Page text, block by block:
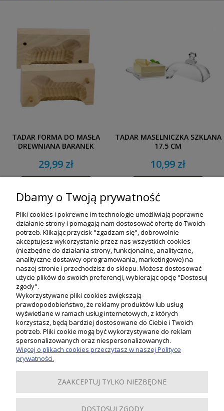
TADAR FORMA DO MASŁA
DREWNIANA BARANEK
29,99 zł
TADAR MASELNICZKA SZKLANA
17,5 CM
10,99 zł
Moje konto
Informacje
Dbamy o Twoją prywatność
Pliki cookies i pokrewne im technologie umożliwiają poprawne
działanie strony i pomagają nam dostosować ofertę do Twoich
potrzeb. Klikając przycisk "zgadzam się", dobrowolnie
akceptujesz wykorzystanie przez nas wszystkich cookies
(niezbędne do działania strony, funkcjonalne, analityczne,
analityczne dostawcy oprogramowania, marketingowe) na
naszej stronie i przechodzisz do sklepu. Możesz dostosować
użycie plików do swoich preferencji, wybierając opcję "Dostosuj
zgody".
Wykorzystywane pliki cookies zwiększają
prawdopodobieństwo, że reklamy produktów lub usług
wyświetlane w ramach usług internetowych, z których
korzystasz, będą bardziej dostosowane do Ciebie i Twoich
potrzeb. Pliki cookie mogą być wykorzystywane do reklam
spersonalizowanych oraz niespersonalizowanych.
Więcej o plikach cookies przeczytasz w naszej Polityce
prywatności.
ZAAKCEPTUJ TYLKO NIEZBĘDNE
DOSTOSUJ ZGODY